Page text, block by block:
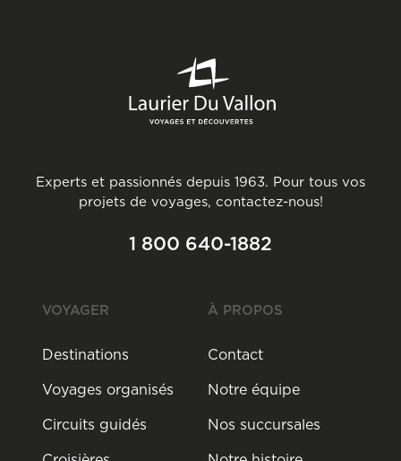
Experts et passionnés depuis 1963. Pour tous vos
projets de voyages, contactez-nous!
1 800 640-1882
VOYAGER
Destinations
Voyages organisés
Circuits guidés
À PROPOS
Contact
Notre équipe
Nos succursales